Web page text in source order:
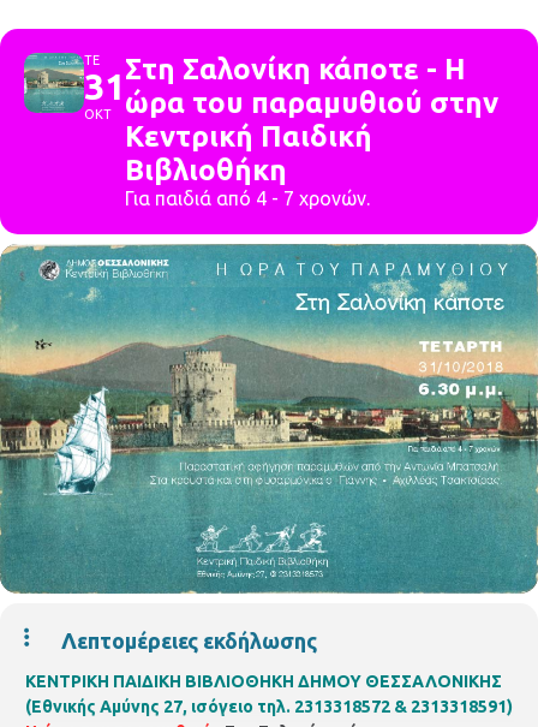
ΤΕ
31
ΟΚΤ
Στη Σαλονίκη κάποτε - Η
ώρα του παραμυθιού στην
Κεντρική Παιδική
Βιβλιοθήκη
Για παιδιά από 4 - 7 χρονών.
Λεπτομέρειες εκδήλωσης
ΚΕΝΤΡΙΚΗ ΠΑΙΔΙΚΗ ΒΙΒΛΙΟΘΗΚΗ ΔΗΜΟΥ ΘΕΣΣΑΛΟΝΙΚΗΣ
(Εθνικής Αμύνης 27, ισόγειο τηλ. 2313318572 & 2313318591)